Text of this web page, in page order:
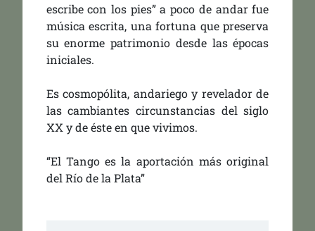
escribe con los pies” a poco de andar fue
música escrita, una fortuna que preserva
su enorme patrimonio desde las épocas
iniciales.
Es cosmopólita, andariego y revelador de
las cambiantes circunstancias del siglo
XX y de éste en que vivimos.
“El Tango es la aportación más original
del Río de la Plata”